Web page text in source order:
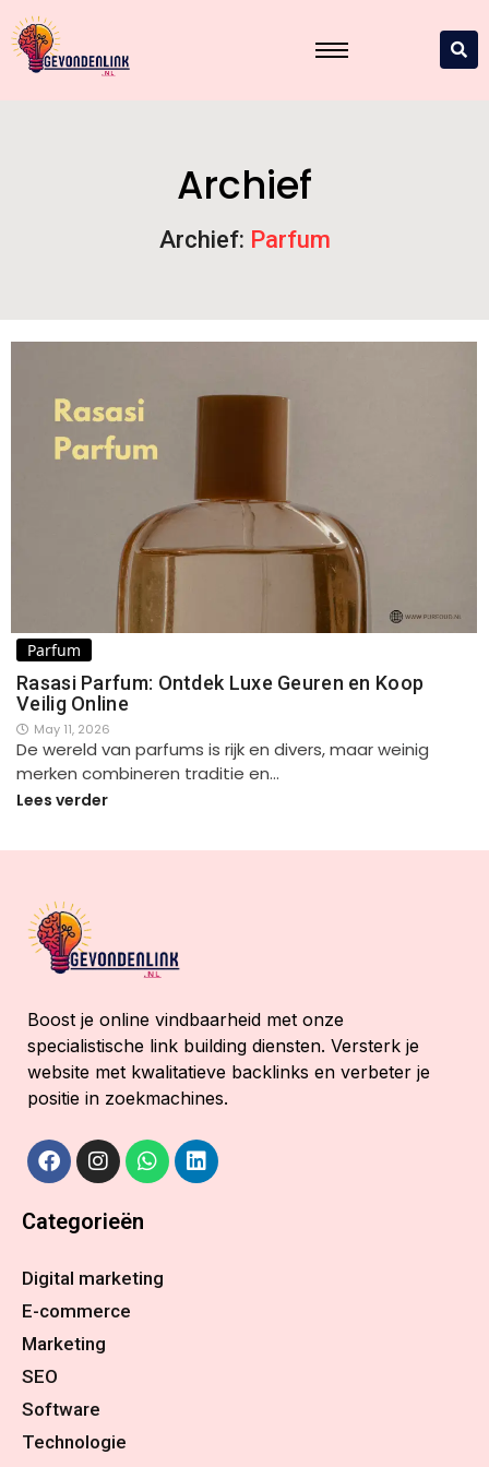
Archief
Archief: Parfum
Parfum
Rasasi Parfum: Ontdek Luxe Geuren en Koop
Veilig Online
May 11, 2026
De wereld van parfums is rijk en divers, maar weinig
merken combineren traditie en…
Lees verder
Boost je online vindbaarheid met onze
specialistische link building diensten. Versterk je
website met kwalitatieve backlinks en verbeter je
positie in zoekmachines.
Categorieën
Digital marketing
E-commerce
Marketing
SEO
Software
Technologie